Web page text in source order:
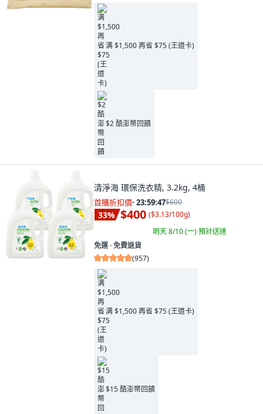
满 $1,500 再省 $75 (王道卡)
$2 酷澎幣回饋
清淨海 環保洗衣精, 3.2kg, 4桶
首購折扣價· 23:59:45$600
33% $400 ($3.13/100g)
明天 8/10 (一)預計送達
免運 ∙ 免費退貨
(957)
满 $1,500 再省 $75 (王道卡)
$15 酷澎幣回饋